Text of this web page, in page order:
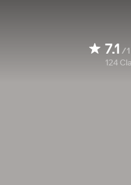
7.1 /
124